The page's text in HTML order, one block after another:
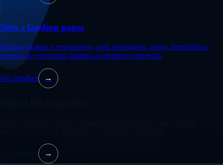
Sites e landing pages
Páginas rápidas e responsivas, com mensagem, prova, formulário e
eventos de conversão ligados ao objetivo comercial.
Ver detalhes →
→